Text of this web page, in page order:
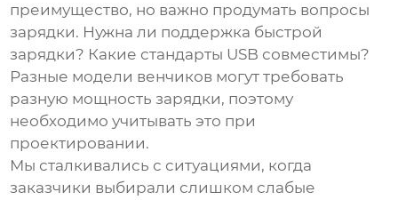
преимущество, но важно продумать вопросы
зарядки. Нужна ли поддержка быстрой
зарядки? Какие стандарты USB совместимы?
Разные модели венчиков могут требовать
разную мощность зарядки, поэтому
необходимо учитывать это при
проектировании.
Мы сталкивались с ситуациями, когда
заказчики выбирали слишком слабые